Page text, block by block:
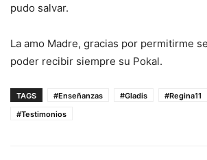
pudo salvar.
La amo Madre, gracias por permitirme
poder recibir siempre su Pokal.
TAGS #Enseñanzas #Gladis #Regina11
#Testimonios